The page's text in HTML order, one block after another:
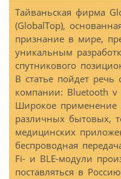
Тайваньская фирма
(GlobalTop),
признание в мире,
уникальным
спутникового
В статье пойдет
компании: Bluetooth v
Широкое применение
различных бытовых,
медицинских
беспроводная
Fi- и BLE-модули
поставляться в